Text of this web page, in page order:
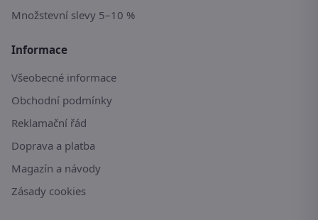
Množstevní slevy 5–10 %
Informace
Všeobecné informace
Obchodní podmínky
Reklamační řád
Doprava a platba
Magazín a návody
Zásady cookies